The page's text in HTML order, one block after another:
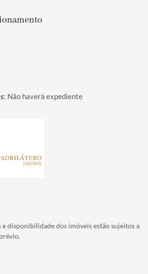
: Não haverá expediente
e disponibilidade dos imóveis estão sujeitos a